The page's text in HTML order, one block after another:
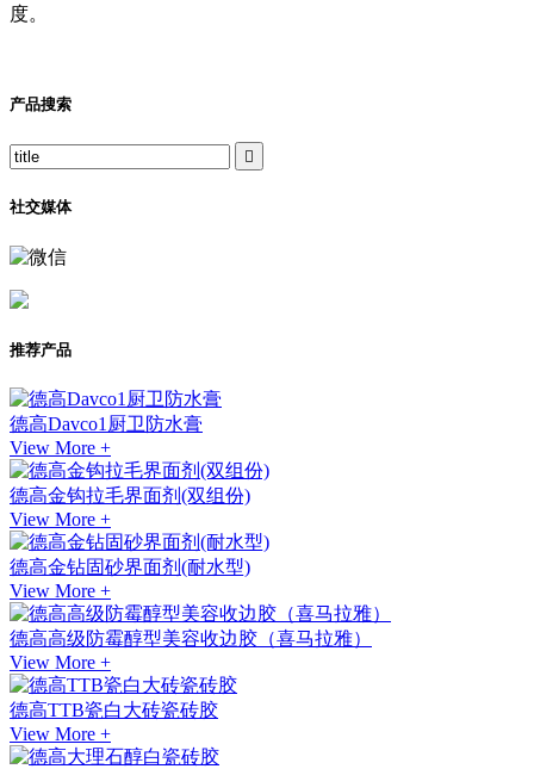
度。
产品搜索

社交媒体
推荐产品
德高Davco1厨卫防水膏
View More +
德高金钩拉毛界面剂(双组份)
View More +
德高金钻固砂界面剂(耐水型)
View More +
德高高级防霉醇型美容收边胶（喜马拉雅）
View More +
德高TTB瓷白大砖瓷砖胶
View More +